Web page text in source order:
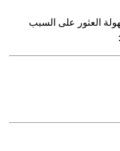
العثور على السبب